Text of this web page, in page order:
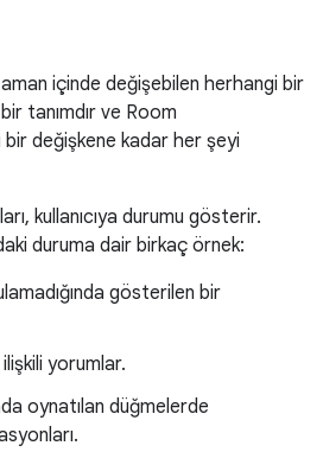
içinde değişebilen herhangi bir
tanımdır ve Room
bir değişkene kadar her şeyi
kullanıcıya durumu gösterir.
duruma dair birkaç örnek:
gösterilen bir
ilişkili yorumlar.
oynatılan düğmelerde